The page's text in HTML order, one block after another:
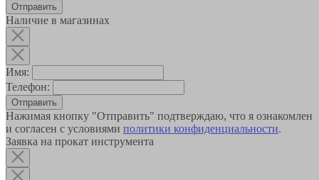
Наличие в магазинах
Имя:
Телефон:
Отправить
Нажимая кнопку "Отправить" подтверждаю, что я ознакомлен
и согласен с условиями политики конфиденциальности.
Заявка на прокат инструмента